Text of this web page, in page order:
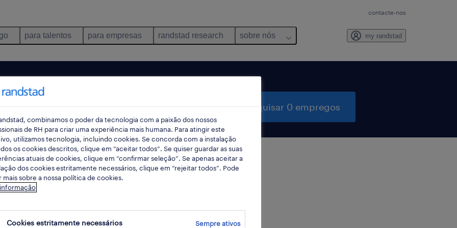
contacte-nos
para talentos para empresas randstad research sobre nós my randstad
pesquisar 0 empregos
resultados para a sua pesquisa.
combinamos o poder da tecnologia com a paixão dos nossos
de RH para criar uma experiência mais humana. Para atingir este
utilizamos tecnologia, incluindo cookies. Se concorda com a instalação
os cookies descritos, clique em “aceitar todos”. Se quiser guardar as suas
atuais de cookies, clique em “confirmar seleção”. Se apenas aceitar a
dos cookies estritamente necessários, clique em “rejeitar todos”. Pode
mais sobre a nossa política de cookies.
Cookies estritamente necessários Sempre ativos